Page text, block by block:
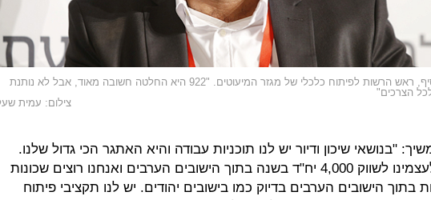
איימן סיף, ראש הרשות לפיתוח כלכלי של מגזר המיעוטים. "922 היא החלטה חשובה מאוד, אבל לא נותנת
הצרכים"
צילום: עמית
"בנושאי שיכון ודיור יש לנו תוכניות עבודה והיא האתגר הכי גדול שלנו.
שמנו לעצמינו לשווק 4,000 יח"ד בשנה בתוך הישובים הערבים ואנחנו רוצים שכונות
בתוך הישובים הערבים בדיוק כמו בישובים יהודים. יש לנו תקציבי פיתוח